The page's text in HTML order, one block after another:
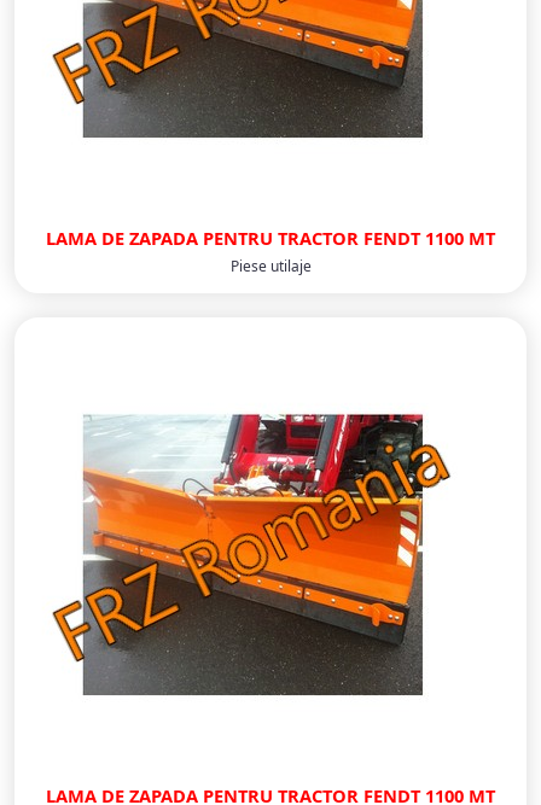
LAMA DE ZAPADA PENTRU TRACTOR FENDT 1100 MT
Piese utilaje
LAMA DE ZAPADA PENTRU TRACTOR FENDT 1100 MT